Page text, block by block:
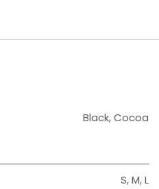
Black,Cocoa
S,M,L